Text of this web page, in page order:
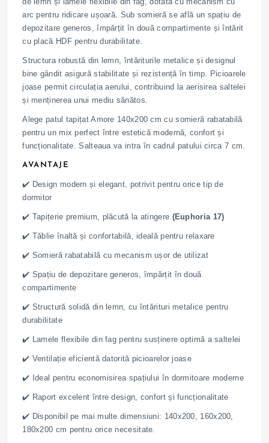
arc pentru ridicare ușoară. Sub somieră se află un spațiu de
depozitare generos, împărțit în două compartimente și întărit
cu placă HDF pentru durabilitate.
Structura robustă din lemn, întăriturile metalice și designul
bine gândit asigură stabilitate și rezistență în timp. Picioarele
joase permit circulația aerului, contribuind la aerisirea saltelei
și menținerea unui mediu sănătos.
Alege patul tapițat Amore 140x200 cm cu somieră rabatabilă
pentru un mix perfect între estetică modernă, confort și
funcționalitate. Salteaua va intra în cadrul patului circa 7 cm.
AVANTAJE
✔️ Design modern și elegant, potrivit pentru orice tip de
dormitor
✔️ Tapițerie premium, plăcută la atingere (Euphoria 17)
✔️ Tăblie înaltă și confortabilă, ideală pentru relaxare
✔️ Somieră rabatabilă cu mecanism ușor de utilizat
✔️ Spațiu de depozitare generos, împărțit în două
compartimente
✔️ Structură solidă din lemn, cu întărituri metalice pentru
durabilitate
✔️ Lamele flexibile din fag pentru susținere optimă a saltelei
✔️ Ventilație eficientă datorită picioarelor joase
✔️ Ideal pentru economisirea spațiului în dormitoare moderne
✔️ Raport excelent între design, confort și funcționalitate
✔️ Disponibil pe mai multe dimensiuni: 140x200, 160x200,
180x200 cm pentru orice necesitate.